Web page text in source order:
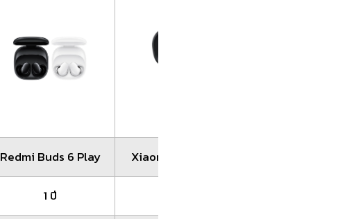
Redmi Buds 6 Play Xiaomi Buds 5 Pro
1 ปี